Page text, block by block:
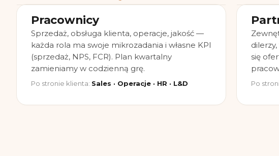
Pracownicy
Sprzedaż, obsługa klienta, operacje, jakość —
każda rola ma swoje mikrozadania i własne KPI
(sprzedaż, NPS, FCR). Plan kwartalny
zamieniamy w codzienną grę.
Po stronie klienta: Sales · Operacje · HR · L&D
się
Po